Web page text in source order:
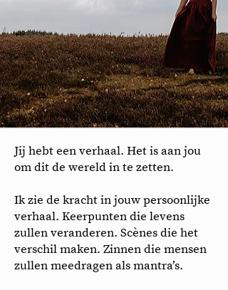
Jij hebt een verhaal. Het is aan jou
om dit de wereld in te zetten.
Ik zie de kracht in jouw persoonlijke
verhaal. Keerpunten die levens
zullen veranderen. Scènes die het
verschil maken. Zinnen die mensen
zullen meedragen als mantra’s.